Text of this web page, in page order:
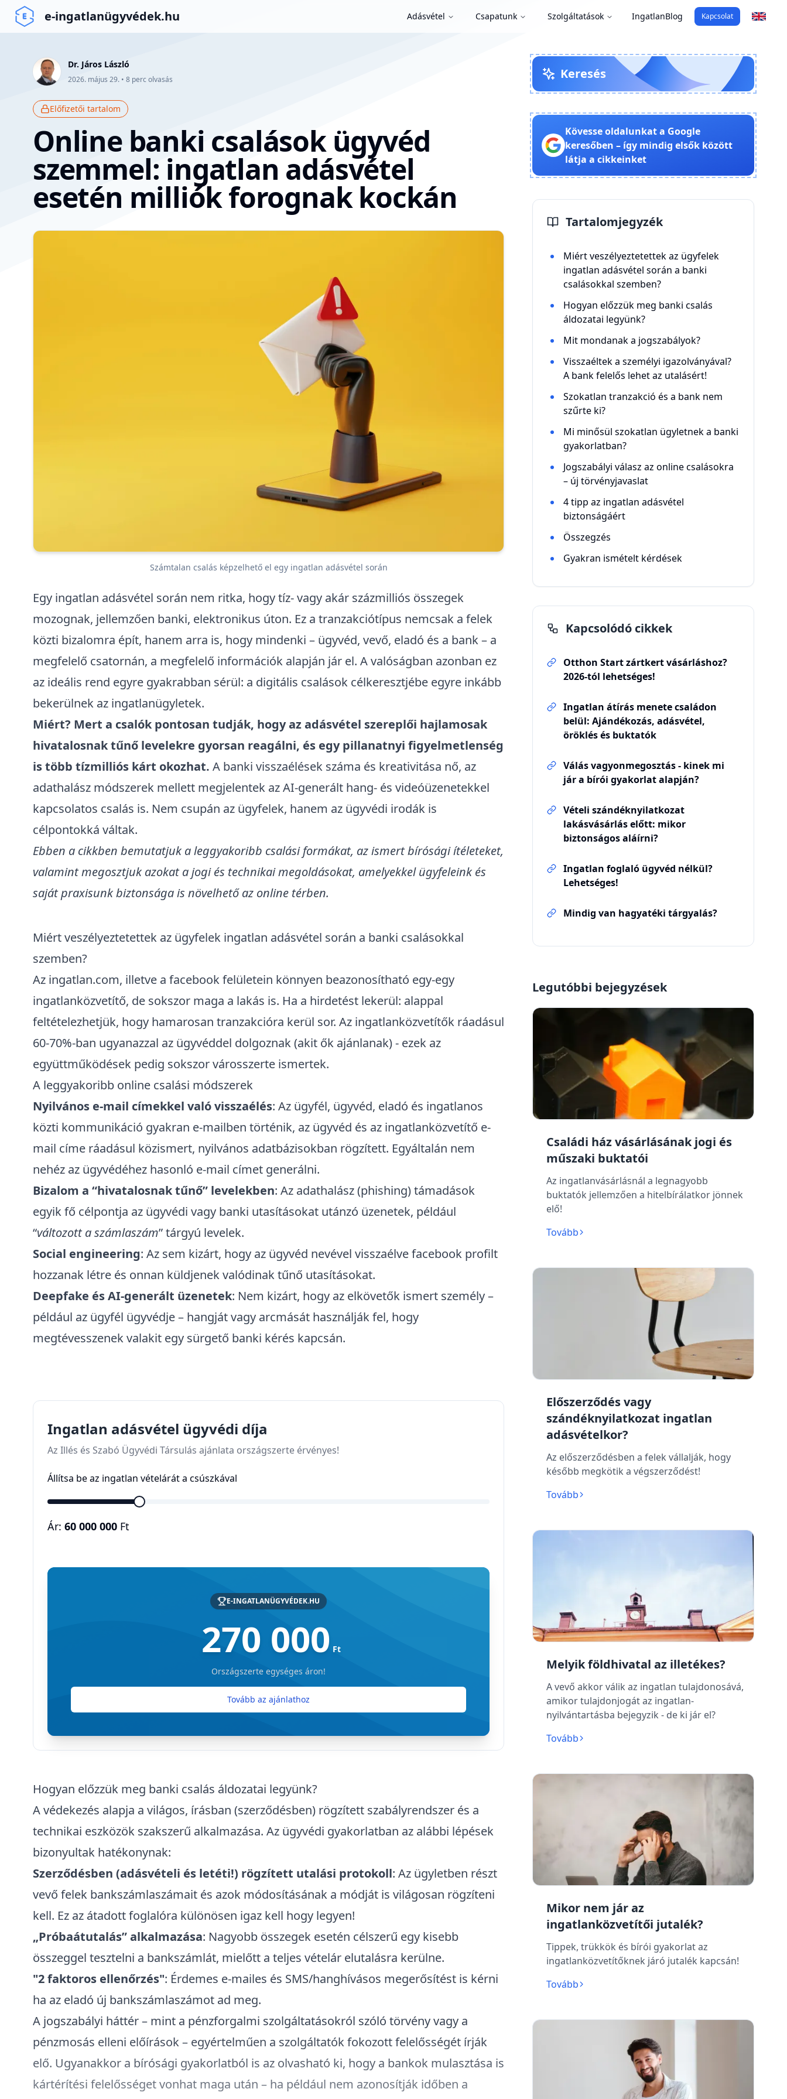
e-ingatlanügyvédek.hu Adásvétel Csapatunk Szolgáltatások IngatlanBlog Kapcsolat
Dr. Járos László
2026. május 29. • 8 perc olvasás
Előfizetői tartalom
Online banki csalások ügyvéd
szemmel: ingatlan adásvétel
esetén milliók forognak kockán
Számtalan csalás képzelhető el egy ingatlan adásvétel során
Egy ingatlan adásvétel során nem ritka, hogy tíz- vagy akár százmilliós összegek
mozognak, jellemzően banki, elektronikus úton. Ez a tranzakciótípus nemcsak a felek
közti bizalomra épít, hanem arra is, hogy mindenki – ügyvéd, vevő, eladó és a bank – a
megfelelő csatornán, a megfelelő információk alapján jár el. A valóságban azonban ez
az ideális rend egyre gyakrabban sérül: a digitális csalások célkeresztjébe egyre inkább
bekerülnek az ingatlanügyletek.
Miért? Mert a csalók pontosan tudják, hogy azadásvétel szereplői hajlamosak
hivatalosnak tűnő levelekre gyorsan reagálni, és egy pillanatnyi figyelmetlenség
is több tízmilliós kárt okozhat. A banki visszaélések száma és kreativitása nő, az
adathalász módszerek mellett megjelentek az AI-generált hang- és videóüzenetekkel
kapcsolatos csalás is. Nem csupán az ügyfelek, hanem az ügyvédi irodák is
célpontokká váltak.
Ebben a cikkben bemutatjuk aleggyakoribb csalási formákat, az ismert bírósági ítéleteket,
valamint megosztjuk azokat a jogi és technikai megoldásokat, amelyekkel ügyfeleink és
saját praxisunk biztonsága is növelhető az online térben.
Miért veszélyeztetettek az ügyfelek ingatlan adásvétel során a banki csalásokkal
szemben?
Az ingatlan.com, illetve a facebook felületein könnyen beazonosítható egy-egy
ingatlanközvetítő, de sokszor maga a lakás is. Ha a hirdetést lekerül: alappal
feltételezhetjük, hogy hamarosan tranzakcióra kerül sor. Az ingatlanközvetítők ráadásul
60-70%-ban ugyanazzal az ügyvéddel dolgoznak (akit ők ajánlanak) - ezek az
együttműködések pedig sokszor városszerte ismertek.
A leggyakoribb online csalási módszerek
Nyilvános e-mail címekkel való visszaélés: Az ügyfél, ügyvéd, eladó és ingatlanos
közti kommunikáció gyakran e-mailben történik, az ügyvéd és az ingatlanközvetítő e-
mail címe ráadásul közismert, nyilvános adatbázisokban rögzített. Egyáltalán nem
nehéz az ügyvédéhez hasonló e-mail címet generálni.
Bizalom a “hivatalosnak tűnő” levelekben: Az adathalász (phishing) támadások
egyik fő célpontja az ügyvédi vagy banki utasításokat utánzó üzenetek, például
“változott a számlaszám” tárgyú levelek.
Social engineering: Az sem kizárt, hogy az ügyvéd nevével visszaélve facebook profilt
hozzanak létre és onnan küldjenek valódinak tűnő utasításokat.
Deepfake és AI-generált üzenetek: Nem kizárt, hogy az elkövetők ismert személy –
például az ügyfél ügyvédje – hangját vagy arcmását használják fel, hogy
megtévesszenek valakit egy sürgető banki kérés kapcsán.
Ingatlan adásvétel ügyvédi díja
Az Illés és Szabó Ügyvédi Társulás ajánlata országszerte érvényes!
Állítsa be az ingatlan vételárát a csúszkával
Ár: 60 000 000 Ft
E-INGATLANÜGYVÉDEK.HU
270 000 Ft
Országszerte egységes áron!
Tovább az ajánlathoz
Hogyan előzzük meg banki csalás áldozatai legyünk?
A védekezés alapja a világos, írásban (szerződésben) rögzített szabályrendszer és a
technikai eszközök szakszerű alkalmazása. Az ügyvédi gyakorlatban az alábbi lépések
bizonyultak hatékonynak:
Szerződésben (adásvételi és letéti!) rögzített utalási protokoll: Az ügyletben részt
vevő felek bankszámlaszámait és azok módosításának a módját is világosan rögzíteni
kell. Ez az átadott foglalóra különösen igaz kell hogy legyen!
„Próbaátutalás” alkalmazása: Nagyobb összegek esetén célszerű egy kisebb
összeggel tesztelni a bankszámlát, mielőtt a teljes vételár elutalásra kerülne.
"2 faktoros ellenőrzés": Érdemes e-mailes és SMS/hanghívásos megerősítést is kérni
ha az eladó új bankszámlaszámot ad meg.
A jogszabályi háttér – mint a pénzforgalmi szolgáltatásokról szóló törvény vagy a
pénzmosás elleni előírások – egyértelműen a szolgáltatók fokozott felelősségét írják
elő. Ugyanakkor a bírósági gyakorlatból is az olvasható ki, hogy a bankok mulasztása is
kártérítési felelősséget vonhat maga után – ha például nem azonosítják időben a
Keresés
Kövesse oldalunkat a Google
keresőben – így mindig elsők között
látja a cikkeinket
Tartalomjegyzék
Miért veszélyeztetettek az ügyfelek
ingatlan adásvétel során a banki
csalásokkal szemben?
Hogyan előzzük meg banki csalás
áldozatai legyünk?
Mit mondanak a jogszabályok?
Visszaéltek a személyi igazolványával?
A bank felelős lehet az utalásért!
Szokatlan tranzakció és a bank nem
szűrte ki?
Mi minősül szokatlan ügyletnek a banki
gyakorlatban?
Jogszabályi válasz az online csalásokra
– új törvényjavaslat
4 tipp az ingatlan adásvétel
biztonságáért
Összegzés
Gyakran ismételt kérdések
Kapcsolódó cikkek
Otthon Start zártkert vásárláshoz?
2026-tól lehetséges!
Ingatlan átírás menete családon
belül: Ajándékozás, adásvétel,
öröklés és buktatók
Válás vagyonmegosztás - kinek mi
jár a bírói gyakorlat alapján?
Vételi szándéknyilatkozat
lakásvásárlás előtt: mikor
biztonságos aláírni?
Ingatlan foglaló ügyvéd nélkül?
Lehetséges!
Mindig van hagyatéki tárgyalás?
Legutóbbi bejegyzések
Családi ház vásárlásának jogi és
műszaki buktatói
Az ingatlanvásárlásnál a legnagyobb
buktatók jellemzően a hitelbírálatkor jönnek
elő!
Tovább
Előszerződés vagy
szándéknyilatkozat ingatlan
adásvételkor?
Az előszerződésben a felek vállalják, hogy
később megkötik a végszerződést!
Tovább
Melyik földhivatal az illetékes?
A vevő akkor válik az ingatlan tulajdonosává,
amikor tulajdonjogát az ingatlan-
nyilvántartásba bejegyzik - de ki jár el?
Tovább
Mikor nem jár az
ingatlanközvetítői jutalék?
Tippek, trükkök és bírói gyakorlat az
ingatlanközvetítőknek járó jutalék kapcsán!
Tovább